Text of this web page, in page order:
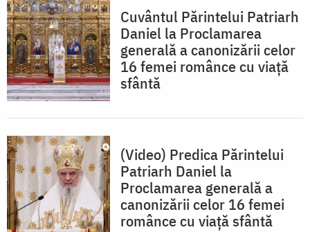
Cuvântul Părintelui Patriarh
Daniel la Proclamarea
generală a canonizării celor
16 femei românce cu viață
sfântă
(Video) Predica Părintelui
Patriarh Daniel la
Proclamarea generală a
canonizării celor 16 femei
românce cu viață sfântă